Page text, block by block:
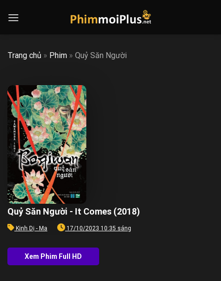
Trang chủ » Phim » Quỷ Săn Người
Quỷ Săn Người - It Comes (2018)
Kinh Dị - Ma 17/10/2023 10:35 sáng